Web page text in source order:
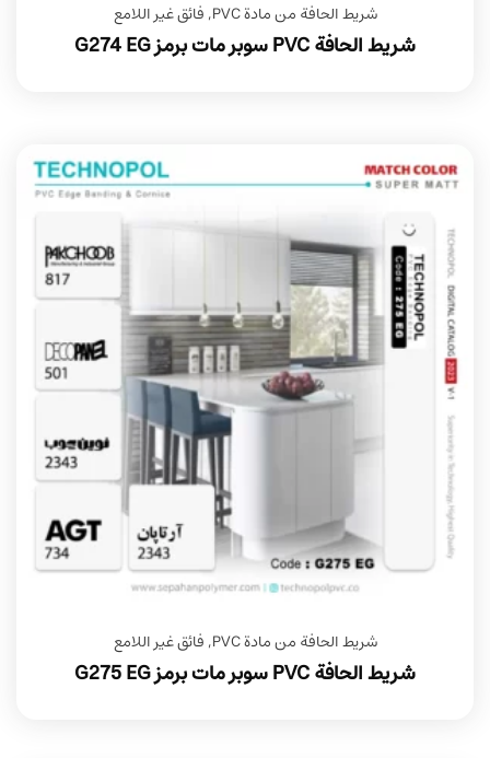
شريط الحافة من مادة PVC , فائق غير اللامع
شريط الحافة PVC سوبر مات برمز G274 EG
شريط الحافة من مادة PVC , فائق غير اللامع
شريط الحافة PVC سوبر مات برمز G275 EG